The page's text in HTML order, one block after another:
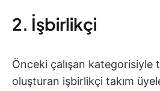
2. İşbirlikçi
Önceki çalışan kategorisiyle
oluşturan işbirlikçi takım